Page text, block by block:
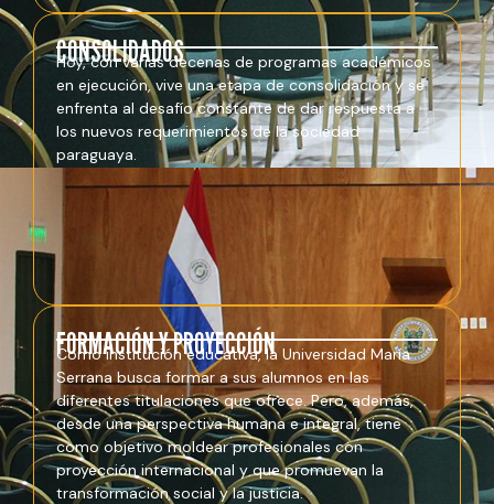
CONSOLIDADOS
Hoy, con varias decenas de programas académicos
en ejecución, vive una etapa de consolidación y se
enfrenta al desafío constante de dar respuesta a
los nuevos requerimientos de la sociedad
paraguaya.
FORMACIÓN Y PROYECCIÓN
Como institución educativa, la Universidad María
Serrana busca formar a sus alumnos en las
diferentes titulaciones que ofrece. Pero, además,
desde una perspectiva humana e integral, tiene
como objetivo moldear profesionales con
proyección internacional y que promuevan la
transformación social y la justicia.